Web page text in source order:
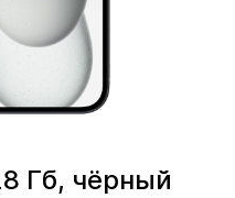
Гб, чёрный